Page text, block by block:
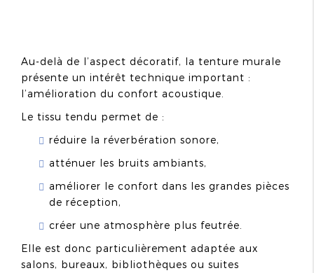
Au-delà de l’aspect décoratif, la tenture murale
présente un intérêt technique important :
l’amélioration du confort acoustique.
Le tissu tendu permet de :
réduire la réverbération sonore,
atténuer les bruits ambiants,
améliorer le confort dans les grandes pièces
de réception,
créer une atmosphère plus feutrée.
Elle est donc particulièrement adaptée aux
salons, bureaux, bibliothèques ou suites